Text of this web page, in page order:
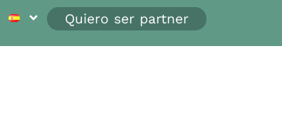
Quiero ser partner